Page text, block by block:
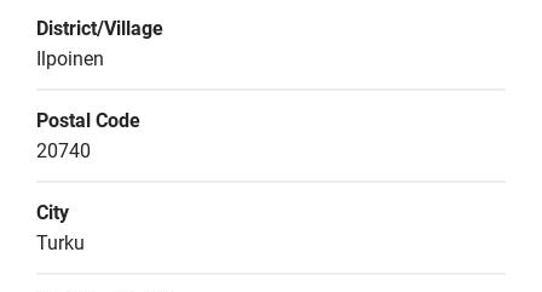
District/Village
Ilpoinen
Postal Code
20740
City
Turku